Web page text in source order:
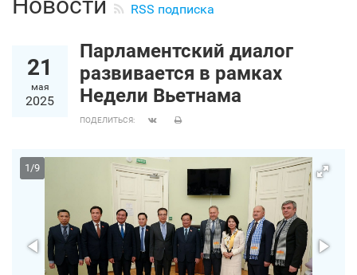
RSS подписка
21
мая
2025
Парламентский диалог
развивается в рамках
Недели Вьетнама
ПОДЕЛИТЬСЯ:
1/9